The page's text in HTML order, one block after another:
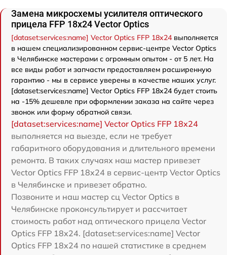
Замена микросхемы усилителя оптического
прицела FFP 18x24 Vector Optics
[dataset:services:name] Vector Optics FFP 18x24 выполняется
в нашем специализированном сервис-центре Vector Optics
в Челябинске мастерами с огромным опытом - от 5 лет. На
все виды работ и запчасти предоставляем расширенную
гарантию - мы в сервисе уверены в качестве наших услуг.
[dataset:services:name] Vector Optics FFP 18x24 будет стоить
на -15% дешевле при оформлении заказа на сайте через
звонок или форму обратной связи.
[dataset:services:name] Vector Optics FFP 18x24
выполняется на выезде, если не требует
габаритного оборудования и длительного времени
ремонта. В таких случаях наш мастер привезет
Vector Optics FFP 18x24 в сервис-центр Vector Optics
в Челябинске и привезет обратно.
Позвоните и наш мастер сц Vector Optics в
Челябинске проконсультирует и рассчитает
стоимость работ над оптического прицела Vector
Optics FFP 18x24. [dataset:services:name] Vector
Optics FFP 18x24 по нашей статистике в среднем